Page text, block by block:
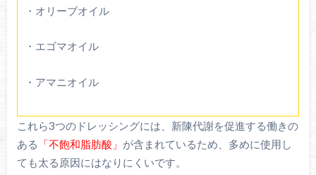
・オリーブオイル
・エゴマオイル
・アマニオイル
これら3つのドレッシングには、新陳代謝を促進する働きの
ある 「不飽和脂肪酸」 が含まれているため、多めに使用し
ても太る原因にはなりにくいです。